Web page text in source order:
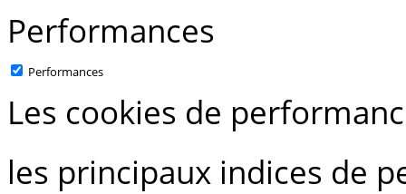
Performances
Performances
Les cookies de
les principaux indices de